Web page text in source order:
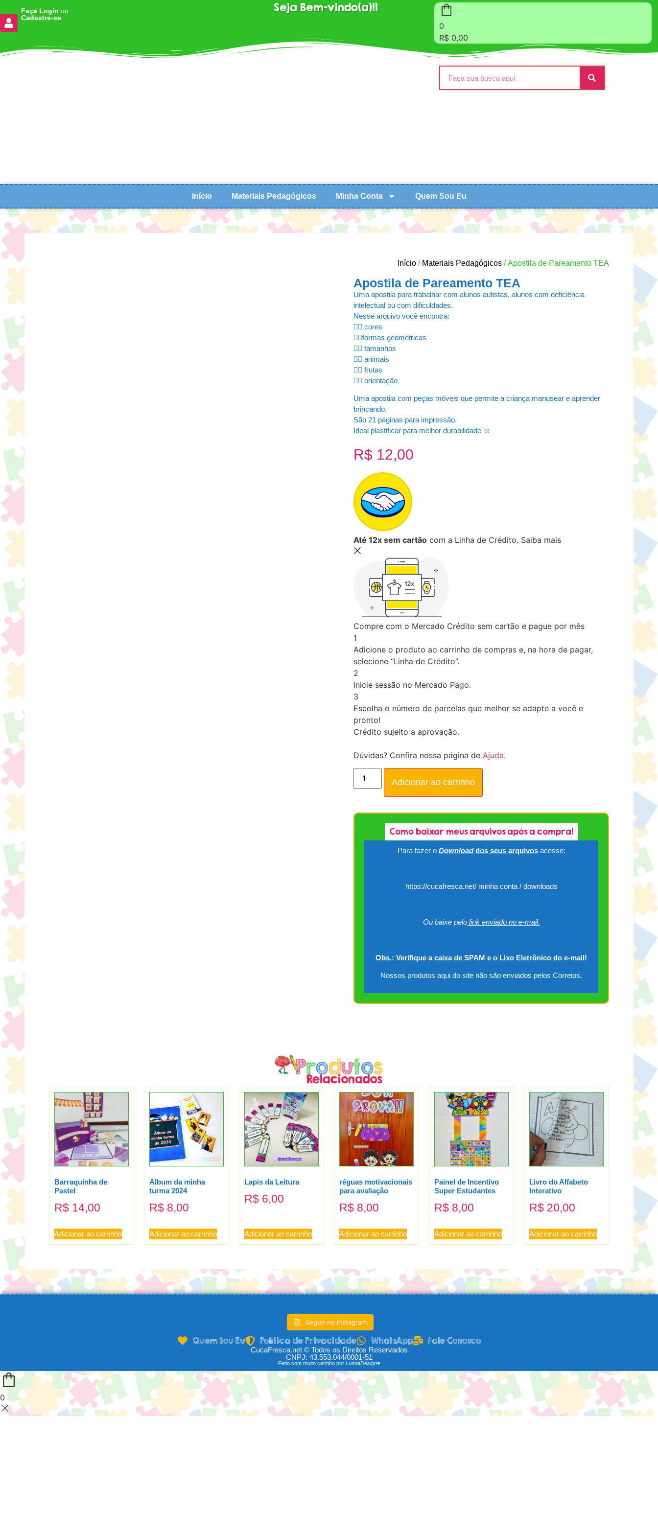
Faça Login ou
Cadastre-se
Seja Bem-vindo(a)!!
0
R$ 0,00
Início Materiais Pedagógicos Minha Conta Quem Sou Eu
Início / Materiais Pedagógicos / Apostila de Pareamento TEA
Apostila de Pareamento TEA
Uma apostila para trabalhar com alunos autistas, alunos com deficiência
intelectual ou com dificuldades.
Nesse arquivo você encontra:
👉🏻 cores
👉🏻formas geométricas
👉🏻 tamanhos
👉🏻 animais
👉🏻 frutas
👉🏻 orientação
Uma apostila com peças móveis que permite a criança manusear e aprender
brincando.
São 21 páginas para impressão.
Ideal plastificar para melhor durabilidade ☺️
R$ 12,00
Até 12x sem cartão com a Linha de Crédito. Saiba mais
Compre com o Mercado Crédito sem cartão e pague por mês
1
Adicione o produto ao carrinho de compras e, na hora de pagar,
selecione “Linha de Crédito”.
2
Inicie sessão no Mercado Pago.
3
Escolha o número de parcelas que melhor se adapte a você e
pronto!
Crédito sujeito a aprovação.
Dúvidas? Confira nossa página de Ajuda.
Adicionar ao carrinho
Como baixar meus arquivos após a compra!
Para fazer o Downloaddos seus arquivos acesse:
https://cucafresca.net/ minha conta / downloads
Ou baixe pelolink enviado no e-mail.
Obs.: Verifique a caixa de SPAM e o Lixo Eletrônico do e-mail!
Nossos produtos aqui do site não são enviados pelos Correios.
Barraquinha de
Pastel
R$ 14,00
Adicionar ao carrinho
Album da minha
turma 2024
R$ 8,00
Adicionar ao carrinho
Lapis da Leitura
R$ 6,00
Adicionar ao carrinho
réguas motivacionais
para avaliação
R$ 8,00
Adicionar ao carrinho
Painel de Incentivo
Super Estudantes
R$ 8,00
Adicionar ao carrinho
Livro do Alfabeto
Interativo
R$ 20,00
Adicionar ao carrinho
Seguir no Instagram
Quem Sou Eu Política de Privacidade WhatsApp Fale Conosco
CucaFresca.net © Todos os Direitos Reservados
CNPJ: 43.553.044/0001-51
Feito com muito carinho por LunnaDesign♥
0